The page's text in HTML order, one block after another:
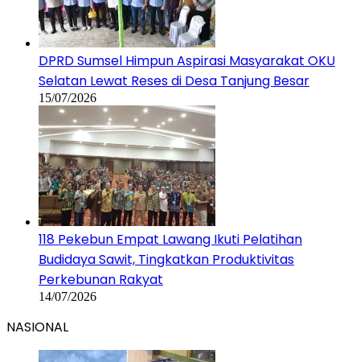
DPRD Sumsel Himpun Aspirasi Masyarakat OKU
Selatan Lewat Reses di Desa Tanjung Besar
15/07/2026
118 Pekebun Empat Lawang Ikuti Pelatihan
Budidaya Sawit, Tingkatkan Produktivitas
Perkebunan Rakyat
14/07/2026
NASIONAL